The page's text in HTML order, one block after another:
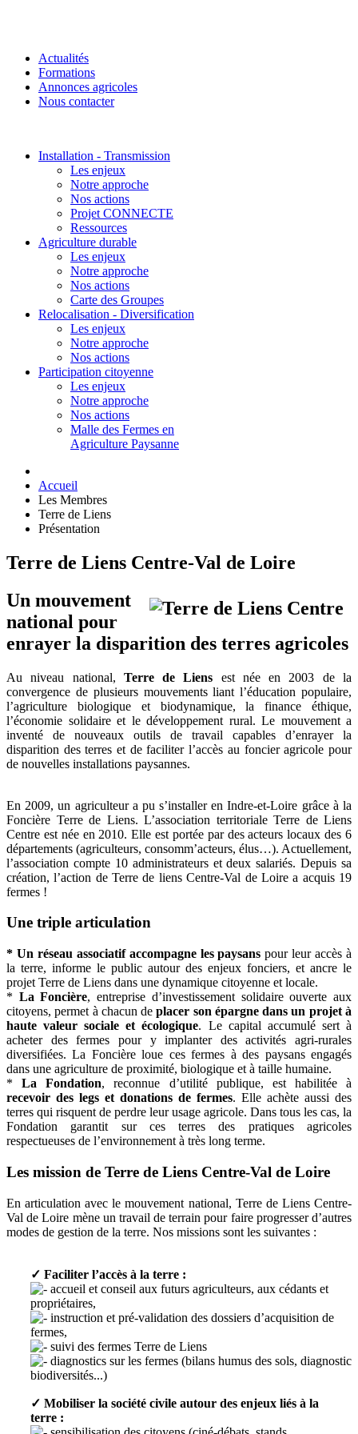
Actualités
Formations
Annonces agricoles
Nous contacter
Installation - Transmission
Les enjeux
Notre approche
Nos actions
Projet CONNECTE
Ressources
Agriculture durable
Les enjeux
Notre approche
Nos actions
Carte des Groupes
Relocalisation - Diversification
Les enjeux
Notre approche
Nos actions
Participation citoyenne
Les enjeux
Notre approche
Nos actions
Malle des Fermes en
Agriculture Paysanne
Accueil
Les Membres
Terre de Liens
Présentation
Terre de Liens Centre-Val de Loire
Un mouvement
national pour
enrayer la disparition des terres agricoles
Au niveau national, Terre de Liens est née en 2003 de la
convergence de plusieurs mouvements liant l’éducation populaire,
l’agriculture biologique et biodynamique, la finance éthique,
l’économie solidaire et le développement rural. Le mouvement a
inventé de nouveaux outils de travail capables d’enrayer la
disparition des terres et de faciliter l’accès au foncier agricole pour
de nouvelles installations paysannes.
En 2009, un agriculteur a pu s’installer en Indre-et-Loire grâce à la
Foncière Terre de Liens. L’association territoriale Terre de Liens
Centre est née en 2010. Elle est portée par des acteurs locaux des 6
départements (agriculteurs, consomm’acteurs, élus…). Actuellement,
l’association compte 10 administrateurs et deux salariés. Depuis sa
création, l’action de Terre de liens Centre-Val de Loire a acquis 19
fermes !
Une triple articulation
* Un réseau associatif accompagne les paysans pour leur accès à
la terre, informe le public autour des enjeux fonciers, et ancre le
projet Terre de Liens dans une dynamique citoyenne et locale.
* La Foncière, entreprise d’investissement solidaire ouverte aux
citoyens, permet à chacun deplacer son épargne dans un projet à
haute valeur sociale et écologique. Le capital accumulé sert à
acheter des fermes pour y implanter des activités agri-rurales
diversifiées. La Foncière loue ces fermes à des paysans engagés
dans une agriculture de proximité, biologique et à taille humaine.
*La Fondation, reconnue d’utilité publique, est habilitée à
recevoir des legs et donations de fermes. Elle achète aussi des
terres qui risquent de perdre leur usage agricole. Dans tous les cas, la
Fondation garantit sur ces terres des pratiques agricoles
respectueuses de l’environnement à très long terme.
Les mission de Terre de Liens Centre-Val de Loire
En articulation avec le mouvement national, Terre de Liens Centre-
Val de Loire mène un travail de terrain pour faire progresser d’autres
modes de gestion de la terre. Nos missions sont les suivantes :
✓ Faciliter l’accès à la terre :
accueil et conseil aux futurs agriculteurs, aux cédants et
propriétaires,
instruction et pré-validation des dossiers d’acquisition de
fermes,
suivi des fermes Terre de Liens
diagnostics sur les fermes (bilans humus des sols, diagnostic
biodiversités...)
✓ Mobiliser la société civile autour des enjeux liés à la
terre :